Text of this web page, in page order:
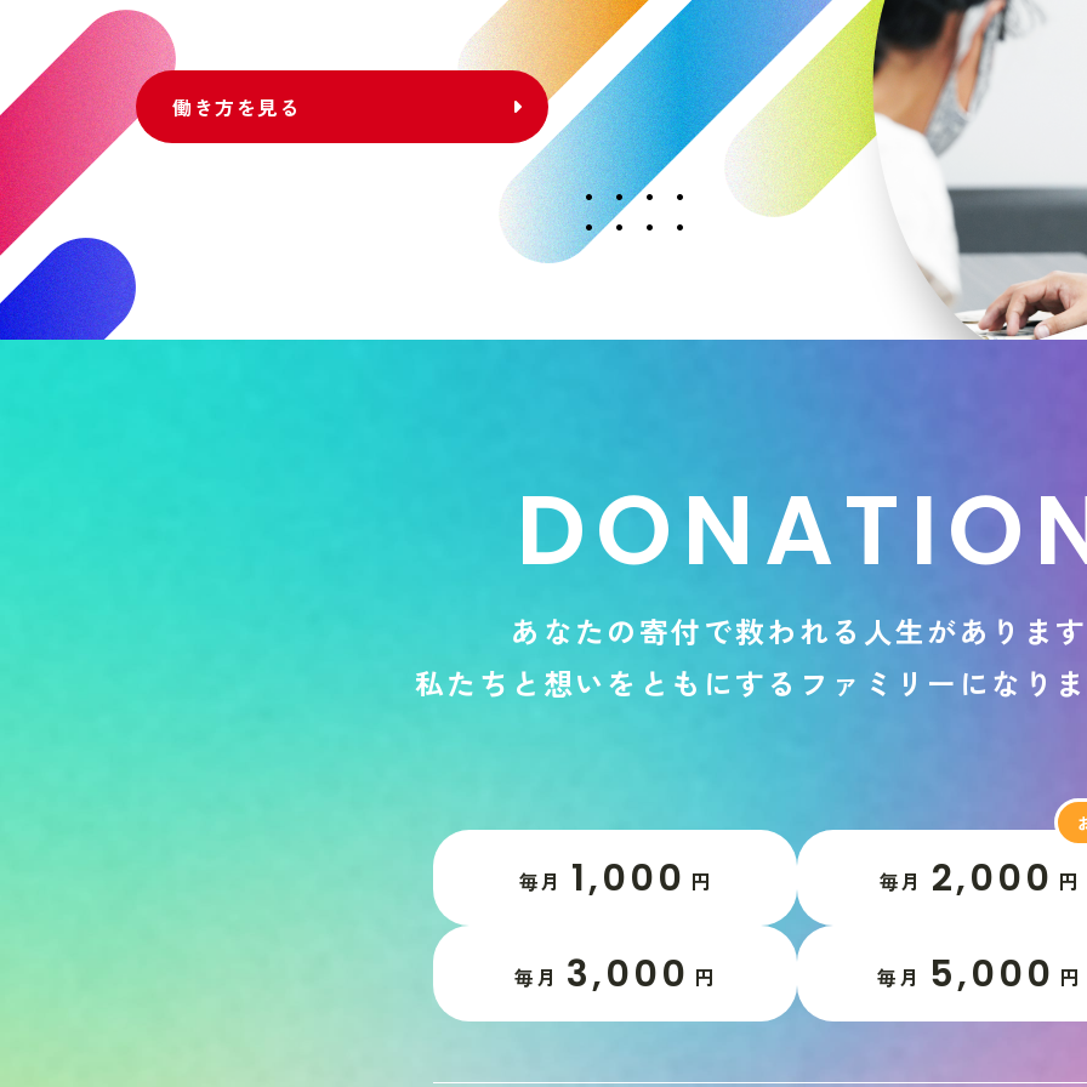
働き方を見る
DONATIO
あ なたの寄付で救われる 人生があ り ま す
私た ち と 想いを と も にする フ ァ ミ リ ー に な り ま
毎月 1,000 円 毎月 2,000 円
毎月 3,000 円 毎月 5,000 円